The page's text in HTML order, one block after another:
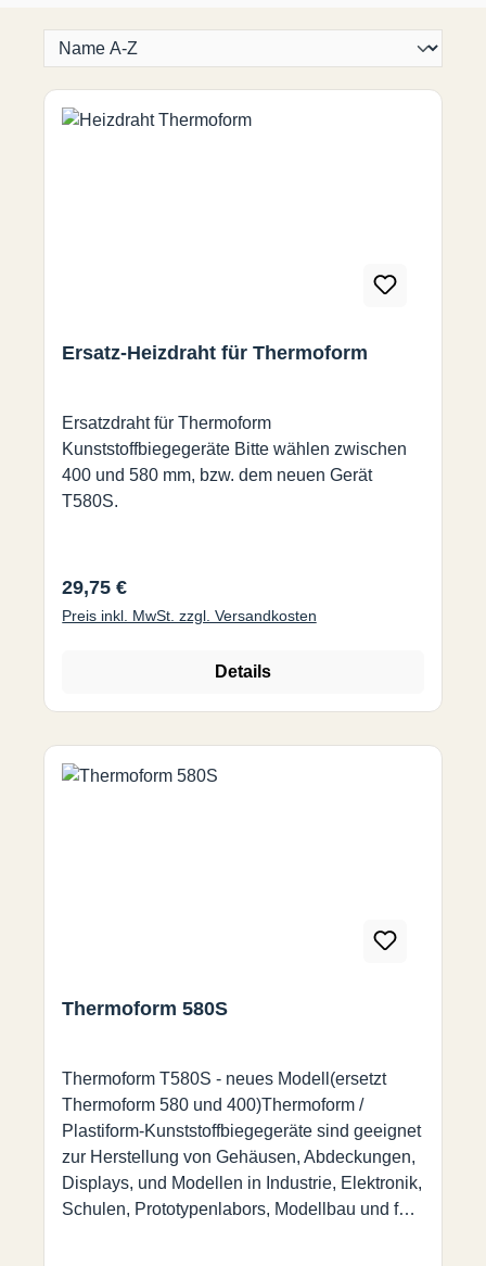
Ersatz-Heizdraht für Thermoform
Ersatzdraht für Thermoform
Kunststoffbiegegeräte Bitte wählen zwischen
400 und 580 mm, bzw. dem neuen Gerät
T580S.
Regulärer Preis:
29,75 €
Preis inkl. MwSt. zzgl. Versandkosten
Details
Thermoform 580S
Thermoform T580S - neues Modell(ersetzt
Thermoform 580 und 400)Thermoform /
Plastiform-Kunststoffbiegegeräte sind geeignet
zur Herstellung von Gehäusen, Abdeckungen,
Displays, und Modellen in Industrie, Elektronik,
Schulen, Prototypenlabors, Modellbau und für